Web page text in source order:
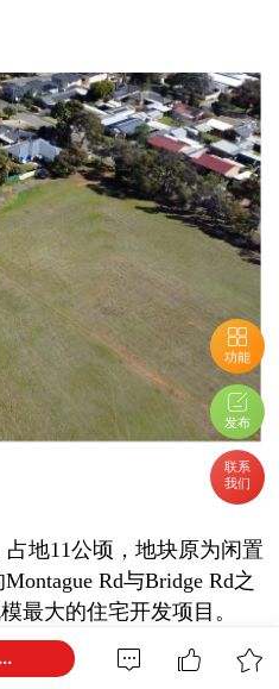
功能
发布
联系
我们
占地11公顷，地块原为闲置
Rd与Bridge Rd之
最大的住宅开发项目。
六星绿色社区认证的纯住